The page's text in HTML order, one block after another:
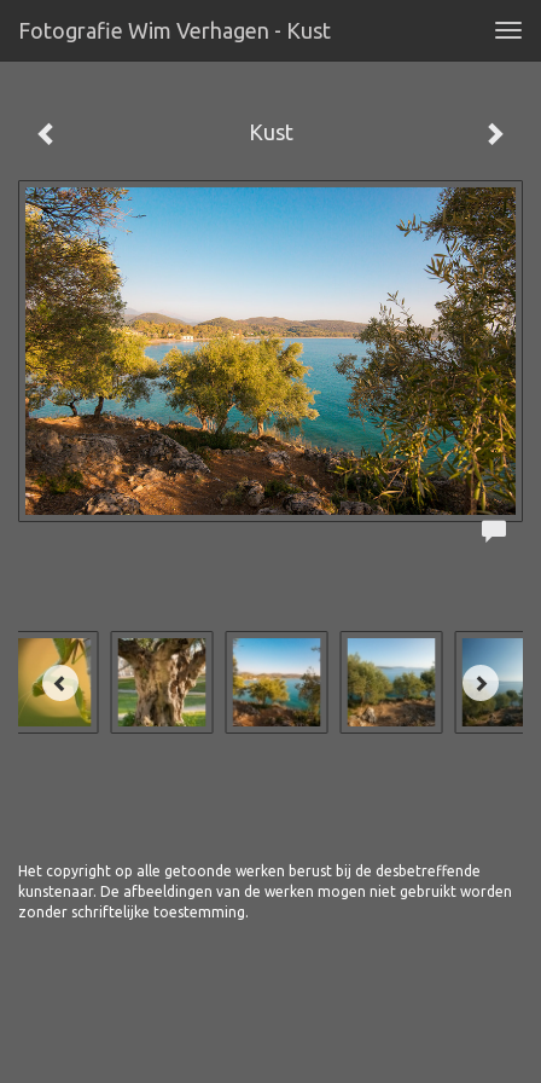
Fotografie Wim Verhagen - Kust
Kust
Het copyright op alle getoonde werken berust bij de desbetreffende
kunstenaar. De afbeeldingen van de werken mogen niet gebruikt worden
zonder schriftelijke toestemming.